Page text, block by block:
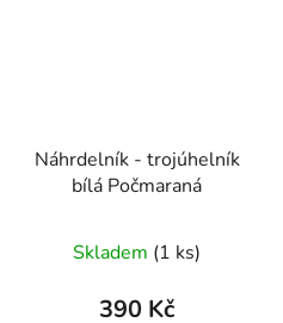
Náhrdelník - trojúhelník
bílá Počmaraná
Skladem (1 ks)
390 Kč